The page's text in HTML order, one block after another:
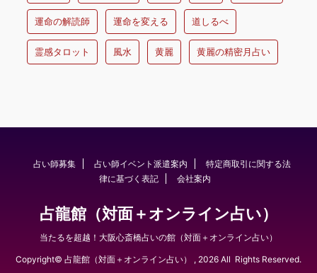
運命の解読師 運命を変える 道しるべ
霊感タロット 風水 黄麗 黄麗の精密月占い
占い師募集 占い師イベント派遣案内
特定商取引に関する法
律に基づく表記
会社案内
占龍館（対面＋オンライン占い）
当たるを超越！大阪心斎橋占いの館（対面＋オンライン占い）
Copyright© 占龍館（対面＋オンライン占い） , 2026 All Rights Reserved.